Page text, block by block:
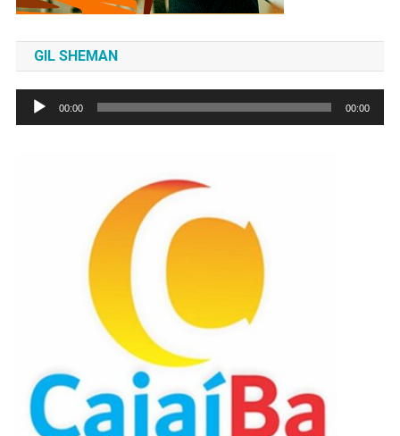
GIL SHEMAN
Tocador
00:00 00:00